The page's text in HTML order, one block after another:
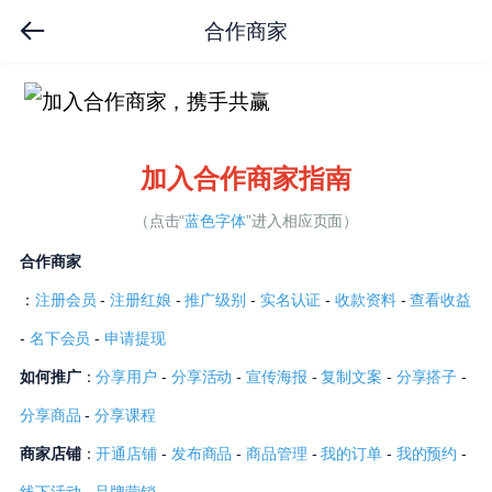
合作商家
加入合作商家指南
（点击“蓝色字体”进入相应页面）
合作商家
： 注册会员 -注册红娘 -推广级别 - 实名认证 -收款资料-查看收益
- 名下会员 -申请提现
如何推广：分享用户 - 分享活动 -宣传海报 -复制文案 - 分享搭子 -
分享商品 -分享课程
商家店铺：开通店铺 - 发布商品 -商品管理 -我的订单- 我的预约 -